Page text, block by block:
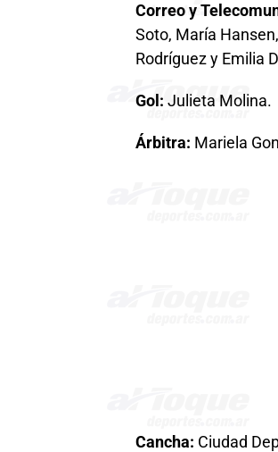
Correo y
Soto, María
Rodríguez y Emilia
Gol: Julieta Molina.
Árbitra: Mariela
Cancha: Ciudad